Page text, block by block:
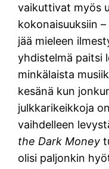
vaikuttivat myös
kokonaisuuksiin
jää mieleen
yhdistelmä paitsi
minkälaista
kesänä kun
julkkarikeikkoja
vaihdelleen
the Dark Money
olisi paljonkin